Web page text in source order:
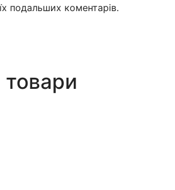
подальших коментарів.
товари